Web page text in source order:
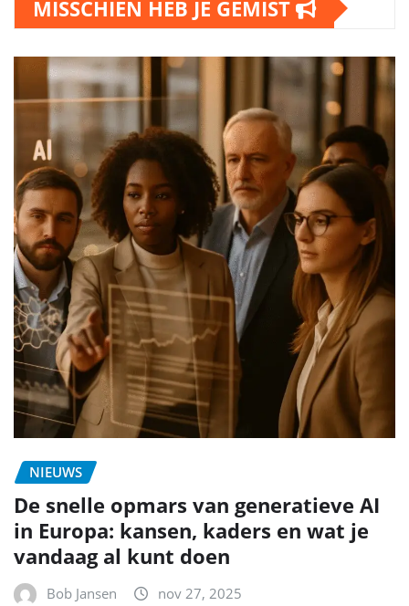
MISSCHIEN HEB JE GEMIST
NIEUWS
De snelle opmars van generatieve AI
in Europa: kansen, kaders en wat je
vandaag al kunt doen
Bob Jansen nov 27, 2025